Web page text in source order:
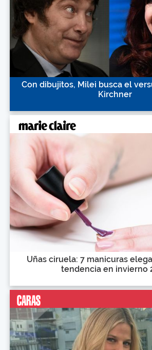
Con dibujitos, Milei busca el
Kirchner
Uñas ciruela: 7 manicuras
tendencia en invierno